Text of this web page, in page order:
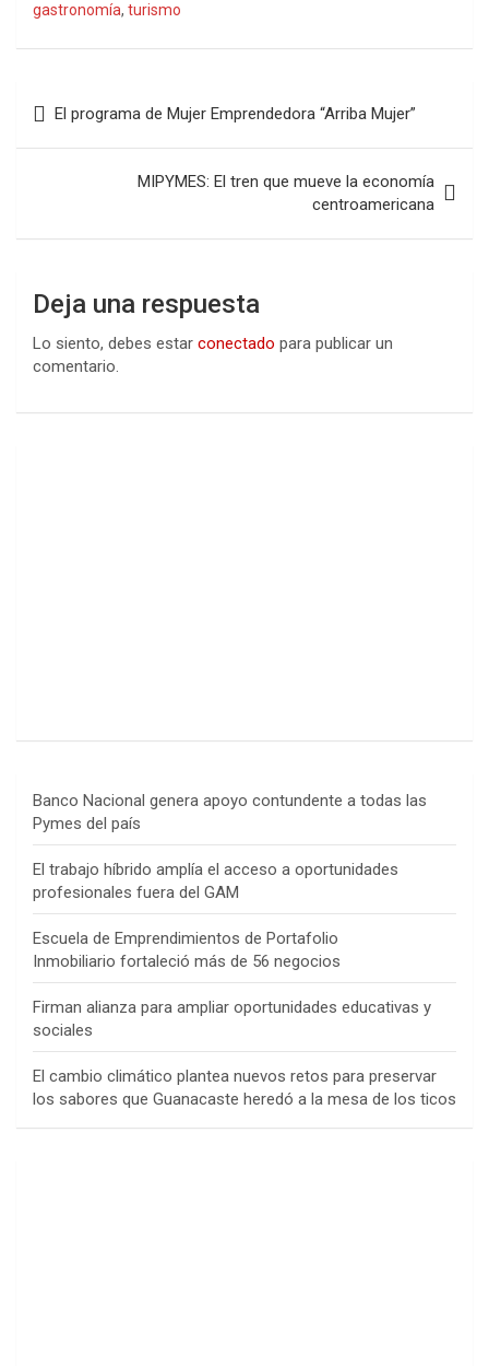
gastronomía, turismo
de
El programa de Mujer Emprendedora “Arriba Mujer”
MIPYMES: El tren que mueve la economía
centroamericana
Deja una respuesta
Lo siento, debes estar conectado para publicar un
comentario.
Banco Nacional genera apoyo contundente a todas las
Pymes del país
El trabajo híbrido amplía el acceso a oportunidades
profesionales fuera del GAM
Escuela de Emprendimientos de Portafolio
Inmobiliario fortaleció más de 56 negocios
Firman alianza para ampliar oportunidades educativas y
sociales
El cambio climático plantea nuevos retos para preservar
los sabores que Guanacaste heredó a la mesa de los ticos